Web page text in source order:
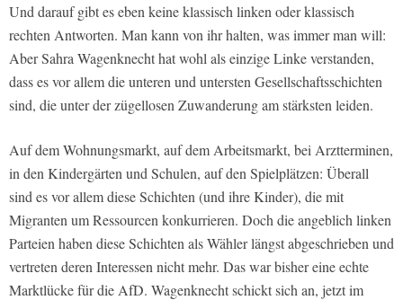
Und darauf gibt es eben keine klassisch linken oder klassisch
rechten Antworten. Man kann von ihr halten, was immer man will:
Aber Sahra Wagenknecht hat wohl als einzige Linke verstanden,
dass es vor allem die unteren und untersten Gesellschaftsschichten
sind, die unter der zügellosen Zuwanderung am stärksten leiden.
Auf dem Wohnungsmarkt, auf dem Arbeitsmarkt, bei Arztterminen,
in den Kindergärten und Schulen, auf den Spielplätzen: Überall
sind es vor allem diese Schichten (und ihre Kinder), die mit
Migranten um Ressourcen konkurrieren. Doch die angeblich linken
Parteien haben diese Schichten als Wähler längst abgeschrieben und
vertreten deren Interessen nicht mehr. Das war bisher eine echte
Marktlücke für die AfD. Wagenknecht schickt sich an, jetzt im